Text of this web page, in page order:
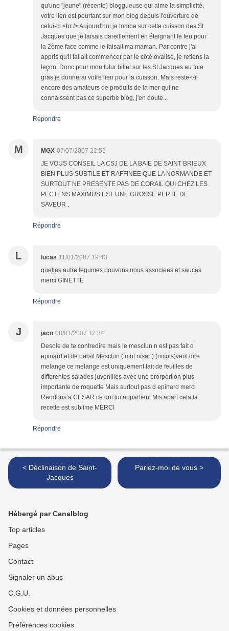
qu'une "jeune" (récente) bloggueuse qui aime la simplicité,
votre lien est pourtant sur mon blog depuis l'ouverture de
celui-ci.<br /> Aujourd'hui je tombe sur cette cuisson des St
Jacques que je faisais pareillement en éteignant le feu pour
la 2ème face comme le faisait ma maman. Par contre j'ai
appris qu'il fallait commencer par le côté ovalisé, je retiens la
leçon. Donc pour mon futur billet sur les St Jacques au foie
gras je donnerai votre lien pour la cuisson. Mais reste-t-il
encore des amateurs de produits de la mer qui ne
connaissent pas ce superbe blog, j'en doute...
Répondre
M MGX 07/07/2007 22:55
JE VOUS CONSEIL LA CSJ DE LA BAIE DE SAINT BRIEUX
BIEN PLUS SUBTILE ET RAFFINEE QUE LA NORMANDE ET
SURTOUT NE PRESENTE PAS DE CORAIL QUI CHEZ LES
PECTENS MAXIMUS EST UNE GROSSE PERTE DE
SAVEUR .
Répondre
L lucas 11/01/2007 19:43
quelles autre legumes pouvons nous associees et sauces
merci GINETTE
Répondre
J jaco 08/01/2007 12:34
Desole de te contredire mais le mesclun n est pas fait d
epinard et de persil Mesclun ( mot nisart) (nicois)veut dire
melange ce melange est uniquement fait de feuilles de
differentes salades juvenilles avec une prorportion plus
importante de roquette Mais surtout pas d epinard merci
Rendons a CESAR ce qui lui appartient Mis apart cela la
recette est sublime MERCI
Répondre
< Déclinaison de Saint-
Jacques
Parlez-moi de vous >
Hébergé par Canalblog
Top articles
Pages
Contact
Signaler un abus
C.G.U.
Cookies et données personnelles
Préférences cookies